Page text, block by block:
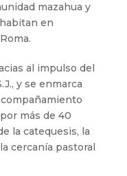
mazahua y
en
al impulso del
y se enmarca
más de 40
la catequesis, la
cercanía pastoral